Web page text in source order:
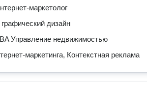
маркетолог
дизайн
Управление недвижимостью
маркетинга, Контекстная реклама